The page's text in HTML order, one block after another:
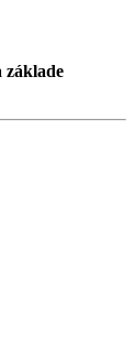
základe